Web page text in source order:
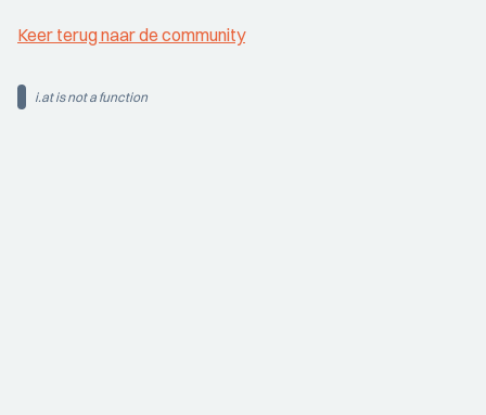
Keer terug naar de community
i.at is not a function